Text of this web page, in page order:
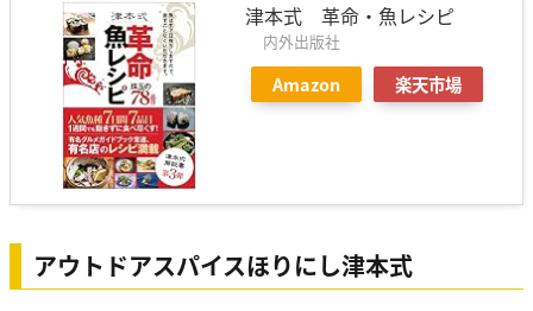
津本式 革命・魚レシピ
内外出版社
Amazon 楽天市場
アウトドアスパイスほりにし津本式